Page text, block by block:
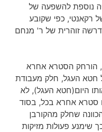
נוספת להשפעה של
רקאנטי, כפי שקובע
דרשה זוהרית של ר' מנחם
הורחק הסטרא אחרא
חטא העגל, חלק מעבודת
היום(חטא העגל), לא
סטרא אחרא בכל, בסוד
שחלק מהקורבן
שימנע פעולות מזיקות